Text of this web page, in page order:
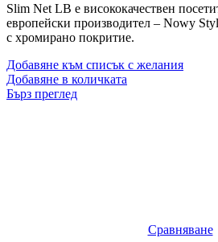
Slim Net LB e висококачествен
европейски производител – Nowy
с хромирано покритие.
Добавяне към списък с желания
Добавяне в количката
Бърз преглед
Сравняване